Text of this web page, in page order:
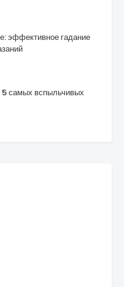
эффективное гадание
самых вспыльчивых